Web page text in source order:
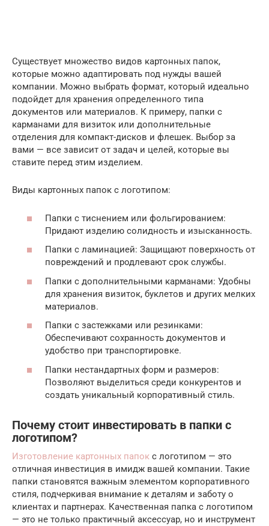
Существует множество видов картонных папок,
которые можно адаптировать под нужды вашей
компании. Можно выбрать формат, который идеально
подойдет для хранения определенного типа
документов или материалов. К примеру, папки с
карманами для визиток или дополнительные
отделения для компакт-дисков и флешек. Выбор за
вами — все зависит от задач и целей, которые вы
ставите перед этим изделием.
Виды картонных папок с логотипом:
Папки с тиснением или фольгированием:
Придают изделию солидность и изысканность.
Папки с ламинацией: Защищают поверхность от
повреждений и продлевают срок службы.
Папки с дополнительными карманами: Удобны
для хранения визиток, буклетов и других мелких
материалов.
Папки с застежками или резинками:
Обеспечивают сохранность документов и
удобство при транспортировке.
Папки нестандартных форм и размеров:
Позволяют выделиться среди конкурентов и
создать уникальный корпоративный стиль.
Почему стоит инвестировать в папки с
логотипом?
Изготовление картонных папок с логотипом — это
отличная инвестиция в имидж вашей компании. Такие
папки становятся важным элементом корпоративного
стиля, подчеркивая внимание к деталям и заботу о
клиентах и партнерах. Качественная папка с логотипом
— это не только практичный аксессуар, но и инструмент